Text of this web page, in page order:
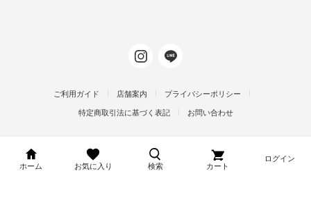
ご利用ガイド 店舗案内 プライバシーポリシー
特定商取引法に基づく表記 お問い合わせ
d-arms-shop.jp
ホーム お気に入り 検索 カート
ログイン